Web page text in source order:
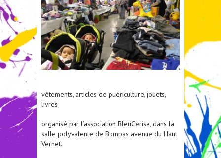
vêtements, articles de puériculture, jouets,
livres
organisé par l’association BleuCerise, dans la
salle polyvalente de Bompas avenue du Haut
Vernet.